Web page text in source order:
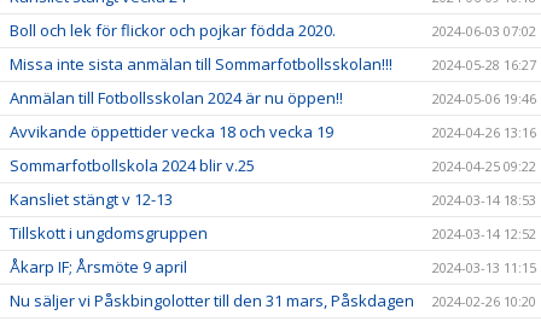
Boll och lek för flickor och pojkar födda 2020. 2024-06-03 07:02
Missa inte sista anmälan till Sommarfotbollsskolan!!! 2024-05-28 16:27
Anmälan till Fotbollsskolan 2024 är nu öppen!! 2024-05-06 19:46
Avvikande öppettider vecka 18 och vecka 19 2024-04-26 13:16
Sommarfotbollskola 2024 blir v.25 2024-04-25 09:22
Kansliet stängt v 12-13 2024-03-14 18:53
Tillskott i ungdomsgruppen 2024-03-14 12:52
Åkarp IF; Årsmöte 9 april 2024-03-13 11:15
Nu säljer vi Påskbingolotter till den 31 mars, Påskdagen 2024-02-26 10:20